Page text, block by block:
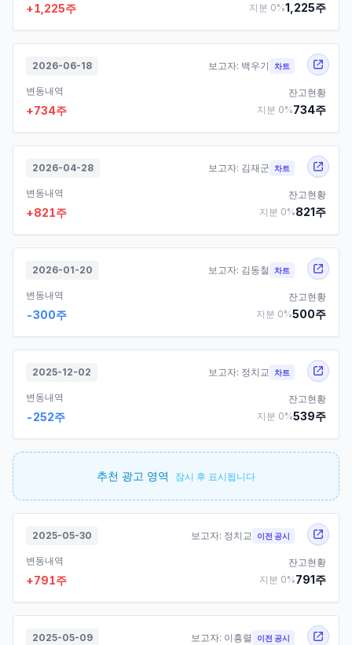
+1,225주
지분 0%1,225주
2026-06-18 보고자: 백우기 차트
변동내역
+734주
잔고현황
지분 0%734주
2026-04-28 보고자: 김재군 차트
변동내역
+821주
잔고현황
지분 0%821주
2026-01-20 보고자: 김동철 차트
변동내역
-300주
잔고현황
지분 0%500주
2025-12-02 보고자: 정치교 차트
변동내역
-252주
잔고현황
지분 0%539주
추천 광고 영역 잠시 후 표시됩니다
2025-05-30 보고자: 정치교 이전 공시
변동내역
+791주
잔고현황
지분 0%791주
2025-05-09 보고자: 이흥렬 이전 공시